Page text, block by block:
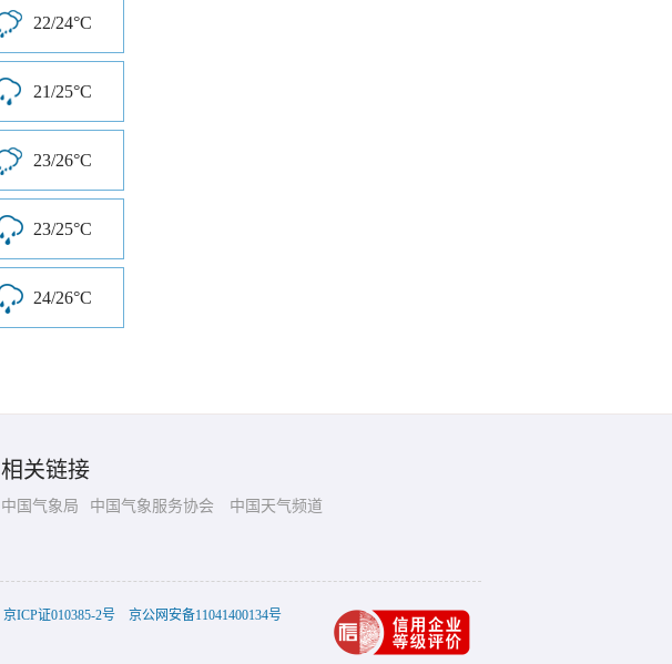
22/24°C
21/25°C
23/26°C
23/25°C
24/26°C
相关链接
中国气象局 中国气象服务协会 中国天气频道
京ICP证010385-2号 京公网安备11041400134号